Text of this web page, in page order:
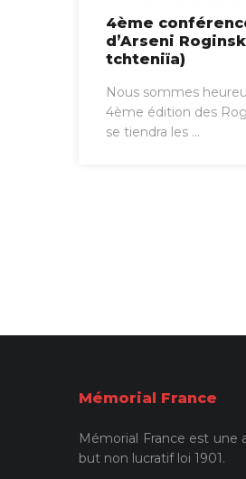
4ème
d’Arseni
tchteniïa)
Nous sommes
4ème édition des
se tiendra les ...
Mémorial France
Mémorial France est une
but non lucratif loi 1901.